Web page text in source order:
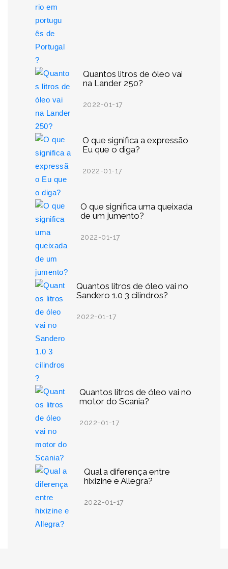
Quantos litros de óleo vai
na Lander 250?
2022-01-17
O que significa a expressão
Eu que o diga?
2022-01-17
O que significa uma queixada
de um jumento?
2022-01-17
Quantos litros de óleo vai no
Sandero 1.0 3 cilindros?
2022-01-17
Quantos litros de óleo vai no
motor do Scania?
2022-01-17
Qual a diferença entre
hixizine e Allegra?
2022-01-17